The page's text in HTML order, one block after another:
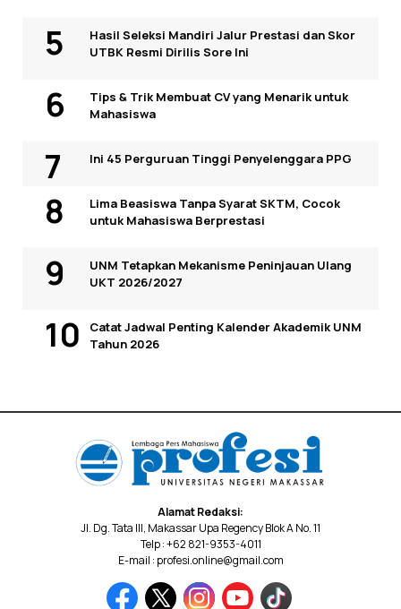
Hasil Seleksi Mandiri Jalur Prestasi dan Skor
UTBK Resmi Dirilis Sore Ini
Tips & Trik Membuat CV yang Menarik untuk
Mahasiswa
Ini 45 Perguruan Tinggi Penyelenggara PPG
Lima Beasiswa Tanpa Syarat SKTM, Cocok
untuk Mahasiswa Berprestasi
UNM Tetapkan Mekanisme Peninjauan Ulang
UKT 2026/2027
Catat Jadwal Penting Kalender Akademik UNM
Tahun 2026
Alamat Redaksi:
Jl. Dg. Tata III, Makassar Upa Regency Blok A No. 11
Telp : +62 821-9353-4011
E-mail : profesi.online@gmail.com